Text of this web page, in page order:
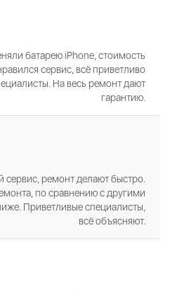
батарею iPhone, стоимость
сервис, всё приветливо
На весь ремонт дают
гарантию.
сервис, ремонт делают быстро.
по сравнению с другими
Приветливые специалисты,
всё объясняют.